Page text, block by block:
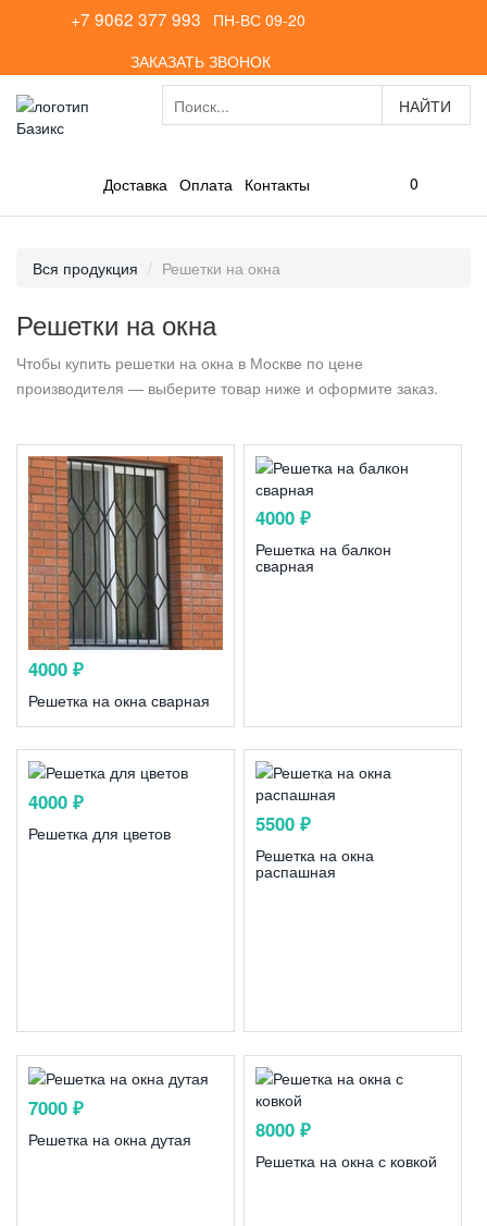
+7 9062 377 993
ПН-ВС 09-20
ЗАКАЗАТЬ ЗВОНОК
Доставка Оплата Контакты 0
Вся продукция Решетки на окна
Решетки на окна
Чтобы купить решетки на окна в Москве по цене
производителя — выберите товар ниже и оформите заказ.
4000 ₽
Решетка на окна сварная
4000 ₽
Решетка на балкон
сварная
4000 ₽
Решетка для цветов 5500 ₽
Решетка на окна
распашная
7000 ₽
Решетка на окна дутая 8000 ₽
Решетка на окна с ковкой